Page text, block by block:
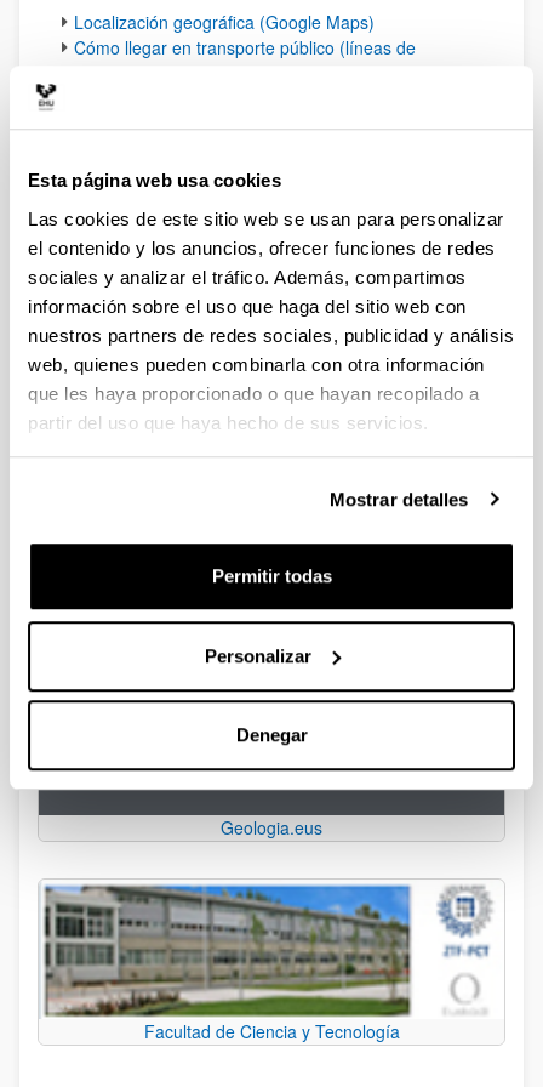
Esta página web usa cookies
Las cookies de este sitio web se usan para personalizar
el contenido y los anuncios, ofrecer funciones de redes
sociales y analizar el tráfico. Además, compartimos
información sobre el uso que haga del sitio web con
nuestros partners de redes sociales, publicidad y análisis
web, quienes pueden combinarla con otra información
que les haya proporcionado o que hayan recopilado a
partir del uso que haya hecho de sus servicios.
Mostrar detalles
Permitir todas
Personalizar
Denegar
Localización geográfica (Google Maps)
Cómo llegar en transporte público (líneas de
Contacto
Dirección:
Departamento de Geología
Facultad de Ciencia y Tecnología
UPV/EHU
Barrio Sarriena s/n
48940 Leioa - Bizkaia
geologia.saila@ehu.eus
Geologia.eus
Facultad de Ciencia y Tecnología